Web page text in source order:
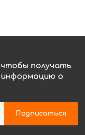
получать
информацию о